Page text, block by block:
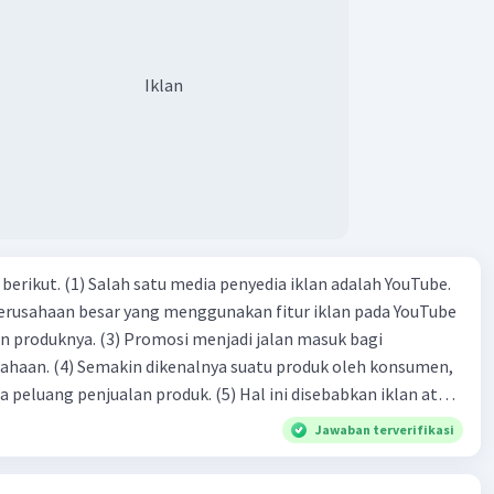
Iklan
iklan adalah YouTube.
besar yang menggunakan fitur iklan pada YouTube
menjadi jalan masuk bagi
oleh konsumen,
produk. (5) Hal ini disebabkan iklan atau
cara untuk mengenalkan produk perusahaan kepada
Jawaban terverifikasi